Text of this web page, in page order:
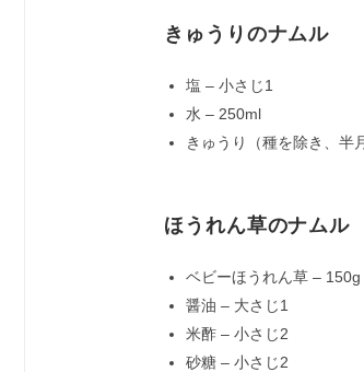
きゅうりのナムル
塩 – 小さじ1
水 – 250ml
きゅうり（種を除き、半
ほうれん草のナムル
ベビーほうれん草 – 150g
醤油 – 大さじ1
米酢 – 小さじ2
砂糖 – 小さじ2